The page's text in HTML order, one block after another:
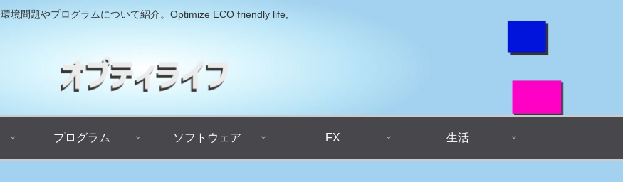
環境問題やプログラムについて紹介。Optimize ECO friendly life,
プログラム ソフトウェア FX 生活